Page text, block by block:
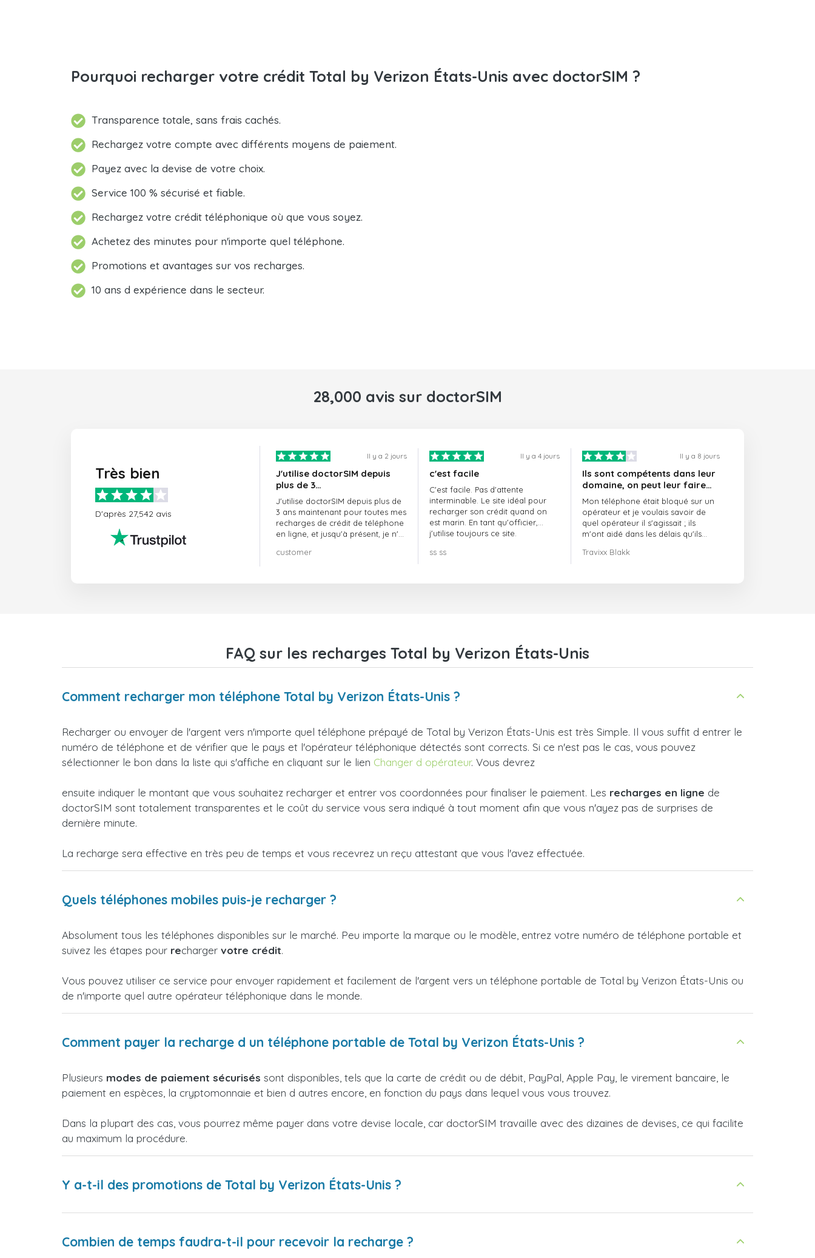
Pourquoi recharger votre crédit Total by Verizon États-Unis avec doctorSIM ?
Transparence totale, sans frais cachés.
Rechargez votre compte avec différents moyens de paiement.
Payez avec la devise de votre choix.
Service 100 % sécurisé et fiable.
Rechargez votre crédit téléphonique où que vous soyez.
Achetez des minutes pour n'importe quel téléphone.
Promotions et avantages sur vos recharges.
10 ans d expérience dans le secteur.
28,000 avis sur doctorSIM
Très bien
D'après 27,542 avis
Il y a 2 jours
J'utilise doctorSIM depuis
plus de 3…
J'utilise doctorSIM depuis plus de
3 ans maintenant pour toutes mes
recharges de crédit de téléphone
en ligne, et jusqu'à présent, je n'ai
vivement !!!
customer
Il y a 4 jours
c'est facile
C'est facile. Pas d'attente
interminable. Le site idéal pour
recharger son crédit quand on
est marin. En tant qu'officier,
j'utilise toujours ce site.
ss ss
Il y a 8 jours
Ils sont compétents dans leur
domaine, on peut leur faire
confiance et ils sont toujours
ponctuels
Mon téléphone était bloqué sur un
opérateur et je voulais savoir de
quel opérateur il s'agissait ; ils
m'ont aidé dans les délais qu'ils
Travixx Blakk
FAQ sur les recharges Total by Verizon États-Unis
Comment recharger mon téléphone Total by Verizon États-Unis ?
Recharger ou envoyer de l'argent vers n'importe quel téléphone prépayé de Total by Verizon États-Unis est très Simple. Il vous suffit d entrer le
numéro de téléphone et de vérifier que le pays et l'opérateur téléphonique détectés sont corrects. Si ce n'est pas le cas, vous pouvez
sélectionner le bon dans la liste qui s'affiche en cliquant sur le lien Changer d opérateur. Vous devrez
ensuite indiquer le montant que vous souhaitez recharger et entrer vos coordonnées pour finaliser le paiement. Les recharges en ligne de
doctorSIM sont totalement transparentes et le coût du service vous sera indiqué à tout moment afin que vous n'ayez pas de surprises de
dernière minute.
La recharge sera effective en très peu de temps et vous recevrez un reçu attestant que vous l'avez effectuée.
Quels téléphones mobiles puis-je recharger ?
Absolument tous les téléphones disponibles sur le marché. Peu importe la marque ou le modèle, entrez votre numéro de téléphone portable et
suivez les étapes pour recharger votre crédit.
Vous pouvez utiliser ce service pour envoyer rapidement et facilement de l'argent vers un téléphone portable de Total by Verizon États-Unis ou
de n'importe quel autre opérateur téléphonique dans le monde.
Comment payer la recharge d un téléphone portable de Total by Verizon États-Unis ?
Plusieurs modes de paiement sécurisés sont disponibles, tels que la carte de crédit ou de débit, PayPal, Apple Pay, le virement bancaire, le
paiement en espèces, la cryptomonnaie et bien d autres encore, en fonction du pays dans lequel vous vous trouvez.
Dans la plupart des cas, vous pourrez même payer dans votre devise locale, car doctorSIM travaille avec des dizaines de devises, ce qui facilite
au maximum la procédure.
Y a-t-il des promotions de Total by Verizon États-Unis ?
Combien de temps faudra-t-il pour recevoir la recharge ?